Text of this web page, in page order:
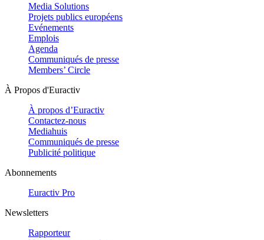
Media Solutions
Projets publics européens
Evénements
Emplois
Agenda
Communiqués de presse
Members’ Circle
À Propos d'Euractiv
À propos d’Euractiv
Contactez-nous
Mediahuis
Communiqués de presse
Publicité politique
Abonnements
Euractiv Pro
Newsletters
Rapporteur